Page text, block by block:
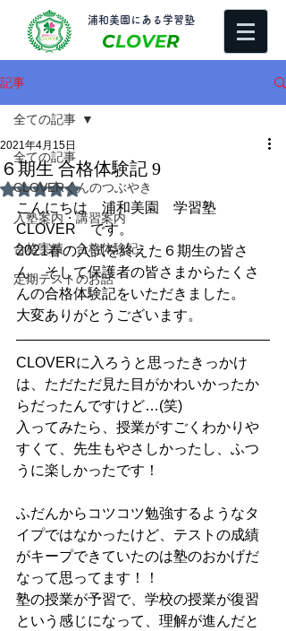
​浦和美園にある学習塾
CLOVER
記事
全ての記事
CLOVERくんのつぶやき
入塾案内・講習案内
合格実績・合格体験記
定期テストのお話
全ての記事
６期生 合格体験記 9
2021年4月15日
5つ星のうちNaNと評価されています。
こんにちは　浦和美園　学習塾
CLOVER　です。
2021春の入試を終えた６期生の皆さ
ん、そして保護者の皆さまからたくさ
んの合格体験記をいただきました。
大変ありがとうございます。
CLOVERに入ろうと思ったきっかけ
は、ただただ見た目がかわいかったか
らだったんですけど…(笑)
入ってみたら、授業がすごくわかりや
すくて、先生もやさしかったし、ふつ
うに楽しかったです！
ふだんからコツコツ勉強するようなタ
イプではなかったけど、テストの成績
がキープできていたのは塾のおかげだ
なって思ってます！！
塾の授業が予習で、学校の授業が復習
という感じになって、理解が進んだと